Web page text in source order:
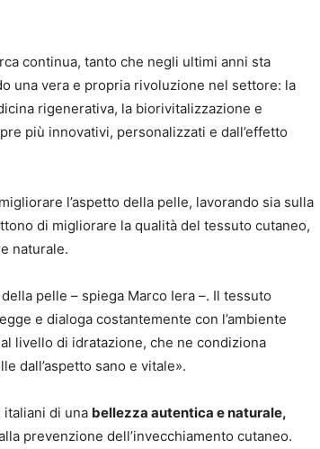
continua, tanto che negli ultimi anni sta
una vera e propria rivoluzione nel settore: la
rigenerativa, la biorivitalizzazione e
più innovativi, personalizzati e dall’effetto
l’aspetto della pelle, lavorando sia sulla
di migliorare la qualità del tessuto cutaneo,
naturale.
pelle – spiega Marco Iera –. Il tessuto
e dialoga costantemente con l’ambiente
livello di idratazione, che ne condiziona
dall’aspetto sano e vitale».
di una bellezza autentica e naturale,
prevenzione dell’invecchiamento cutaneo.